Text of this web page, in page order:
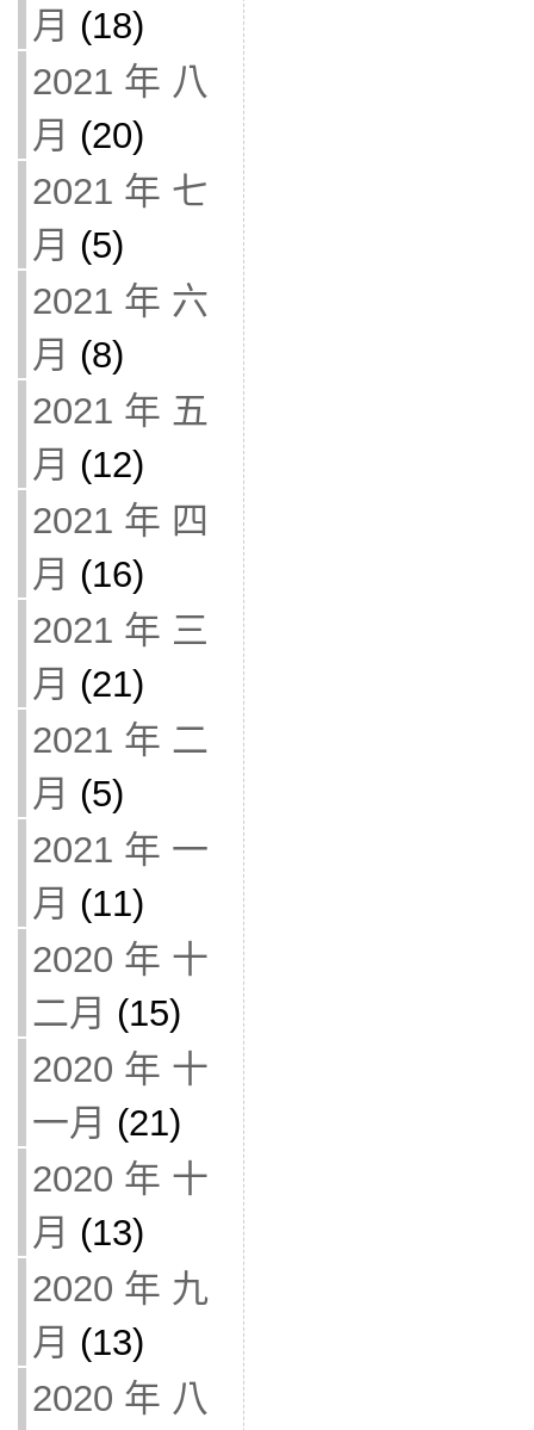
月 (18)
2021 年 八
月 (20)
2021 年 七
月 (5)
2021 年 六
月 (8)
2021 年 五
月 (12)
2021 年 四
月 (16)
2021 年 三
月 (21)
2021 年 二
月 (5)
2021 年 一
月 (11)
2020 年 十
二月 (15)
2020 年 十
一月 (21)
2020 年 十
月 (13)
2020 年 九
月 (13)
2020 年 八